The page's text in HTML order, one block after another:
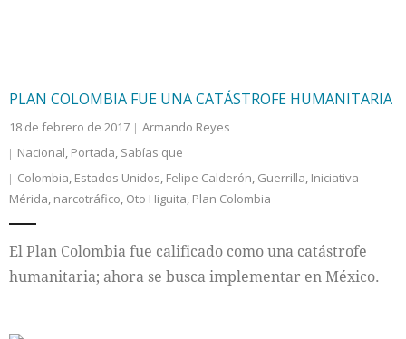
PLAN COLOMBIA FUE UNA CATÁSTROFE HUMANITARIA
18 de febrero de 2017
Armando Reyes
Nacional, Portada, Sabías que
Colombia, Estados Unidos, Felipe Calderón, Guerrilla, Iniciativa
Mérida, narcotráfico, Oto Higuita, Plan Colombia
El Plan Colombia fue calificado como una catástrofe
humanitaria; ahora se busca implementar en México.